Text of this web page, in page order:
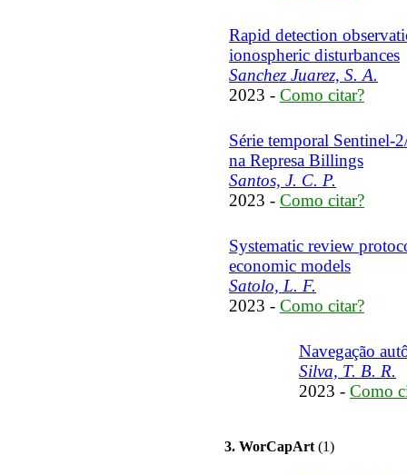
Rapid detection
ionospheric disturbances
Sanchez Juarez, S. A.
2023 - Como citar?
Série temporal Sentinel-
na Represa Billings
Santos, J. C. P.
2023 - Como citar?
Systematic review
economic models
Satolo, L. F.
2023 - Como citar?
Navegação
Silva, T. B. R.
2023 - Como
3. WorCapArt (1)